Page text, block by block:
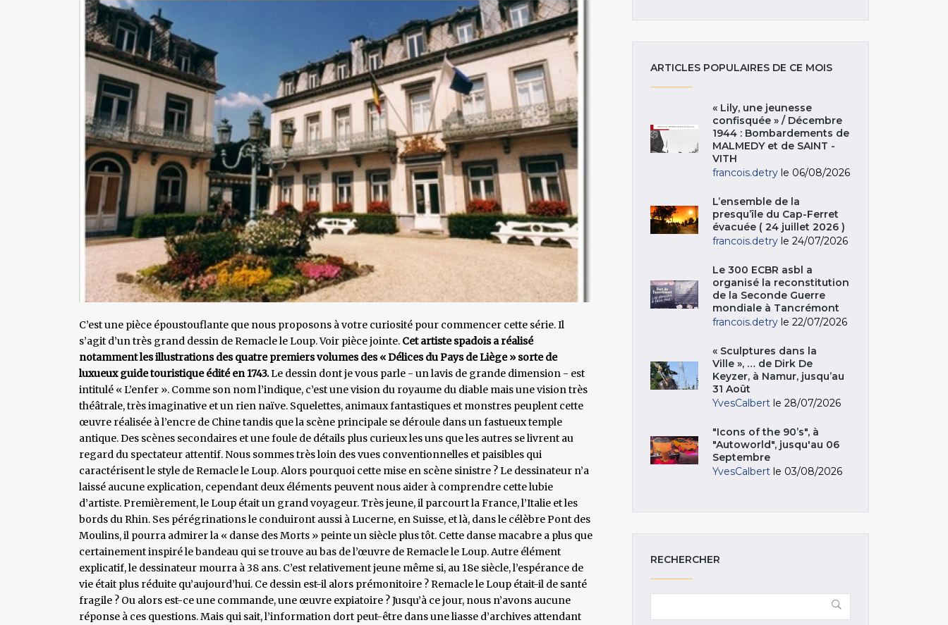
C’est une pièce époustouflante que nous proposons à votre curiosité pour commencer cette série. Il
s’agit d’un très grand dessin de Remacle le Loup. Voir pièce jointe. Cet artiste spadois a réalisé
notamment les illustrations des quatre premiers volumes des « Délices du Pays de Liège » sorte de
luxueux guide touristique édité en 1743.Le dessin dont je vous parle - un lavis de grande dimension - est
intitulé « L’enfer ». Comme son nom l’indique, c’est une vision du royaume du diable mais une vision très
théâtrale, très imaginative et un rien naïve. Squelettes, animaux fantastiques et monstres peuplent cette
œuvre réalisée à l’encre de Chine tandis que la scène principale se déroule dans un fastueux temple
antique. Des scènes secondaires et une foule de détails plus curieux les uns que les autres se livrent au
regard du spectateur attentif. Nous sommes très loin des vues conventionnelles et paisibles qui
caractérisent le style de Remacle le Loup. Alors pourquoi cette mise en scène sinistre ? Le dessinateur n’a
laissé aucune explication, cependant deux éléments peuvent nous aider à comprendre cette lubie
d’artiste. Premièrement, le Loup était un grand voyageur. Très jeune, il parcourt la France, l’Italie et les
bords du Rhin. Ses pérégrinations le conduiront aussi à Lucerne, en Suisse, et là, dans le célèbre Pont des
Moulins, il pourra admirer la « danse des Morts » peinte un siècle plus tôt. Cette danse macabre a plus que
certainement inspiré le bandeau qui se trouve au bas de l’œuvre de Remacle le Loup. Autre élément
explicatif, le dessinateur mourra à 38 ans. C’est relativement jeune même si, au 18e siècle, l’espérance de
vie était plus réduite qu’aujourd’hui. Ce dessin est-il alors prémonitoire ? Remacle le Loup était-il de santé
fragile ? Ou alors est-ce une commande, une œuvre expiatoire ? Jusqu’à ce jour, nous n’avons aucune
réponse à ces questions. Mais qui sait, l’information dort peut-être dans une liasse d’archives attendant
ARTICLES POPULAIRES DE CE MOIS
« Lily, une jeunesse
confisquée » / Décembre
1944 : Bombardements de
MALMEDY et de SAINT -
VITH
francois.detry le 06/08/2026
L’ensemble de la
presqu’île du Cap-Ferret
évacuée ( 24 juillet 2026 )
francois.detry le 24/07/2026
Le 300 ECBR asbl a
organisé la reconstitution
de la Seconde Guerre
mondiale à Tancrémont
francois.detry le 22/07/2026
« Sculptures dans la
Ville », … de Dirk De
Keyzer, à Namur, jusqu’au
31 Août
YvesCalbert le 28/07/2026
"Icons of the 90’s", à
"Autoworld", jusqu'au 06
Septembre
YvesCalbert le 03/08/2026
RECHERCHER